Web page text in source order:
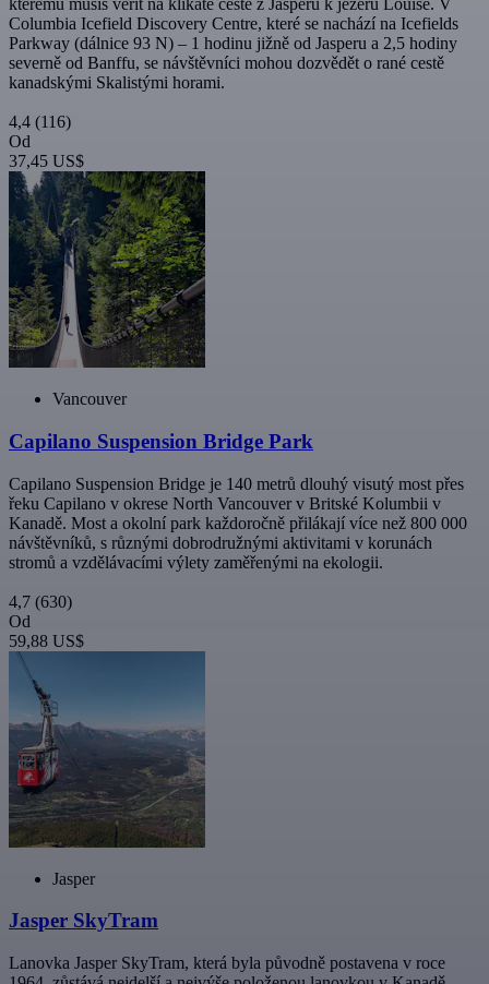
kterému musíš věřit na klikaté cestě z Jasperu k jezeru Louise. V
Columbia Icefield Discovery Centre, které se nachází na Icefields
Parkway (dálnice 93 N) – 1 hodinu jižně od Jasperu a 2,5 hodiny
severně od Banffu, se návštěvníci mohou dozvědět o rané cestě
kanadskými Skalistými horami.
4,4 (116)
Od
37,45 US$
Vancouver
Capilano Suspension Bridge Park
Capilano Suspension Bridge je 140 metrů dlouhý visutý most přes
řeku Capilano v okrese North Vancouver v Britské Kolumbii v
Kanadě. Most a okolní park každoročně přilákají více než 800 000
návštěvníků, s různými dobrodružnými aktivitami v korunách
stromů a vzdělávacími výlety zaměřenými na ekologii.
4,7 (630)
Od
59,88 US$
Jasper
Jasper SkyTram
Lanovka Jasper SkyTram, která byla původně postavena v roce